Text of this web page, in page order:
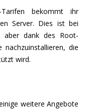
bekommt ihr
Server. Dies ist bei
aber dank des Root-
die
wird.
weitere Angebote